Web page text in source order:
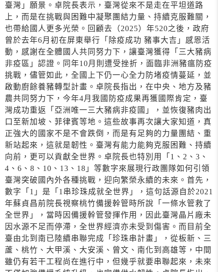
臺灣」願景。卓院長表示，臺灣從來不是走在平坦道路
上，而是在挑戰與困難中凝聚團結力量、持續克服難關，
也帶給國人更多光榮。回顧去（2025）年520之後，政府
曾於去年6月初在屏東舉行「除疫成功 豬事大吉」感恩活
動，感謝在全體國人共同努力下，讓臺灣獲得「三大豬病
非疫區」認證。同年10月則遭受挫折，面臨非洲豬瘟防疫
挑戰，儘管如此，全國上下仍一心全力防堵疫情蔓延，並
啟動廚餘養豬轉型計畫。卓院長指出，在中央、地方及豬
農共同努力下，今年4月我國防疫成果再獲國際肯定，臺
灣成功重返「亞洲唯一三大豬病非疫國」，並恢復豬肉出
口至新加坡、菲律賓等地。這些故事再次讓大家知道，真
正強大的國家不是不會跌倒，而是有足夠的力量團結、重
新站起來，這就是韌性。臺灣有能力能夠克服困難、持續
向前，更可以貢獻全世界。卓院長也特別用「1、2、3、
4、6、8、10、13、18」等數字來展現行政團隊如何引領
臺灣突破國內外各種挑戰，迎向繁榮永續的未來。首先，
數字「1」是「1串珍珠成就全世界」，這句話源自於2021
年蘇貞昌前院長視察桃竹備援幹管時所說「一條水管救了
全世界」，當時因備援幹管發揮作用，因此臺灣晶片廠未
因水源不足而停滯，全世界經濟亦未受到傷害。而目前全
臺由北到南已陸續串聯完成「珍珠串計畫」，從板新、三
蘆、桃竹、大甲溪、大安溪、曾文、南化到高雄等，中間
雖仍有若干工程尚在進行中，但幾乎就要串聯起來，未來